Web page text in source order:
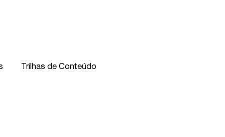
Trilhas de Conteúdo